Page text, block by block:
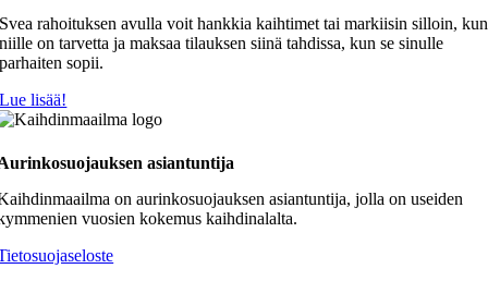
Svea rahoituksen avulla voit hankkia kaihtimet tai markiisin silloin, kun
niille on tarvetta ja maksaa tilauksen siinä tahdissa, kun se sinulle
parhaiten sopii.
Lue lisää!
asiantuntija
on aurinkosuojauksen asiantuntija, jolla on useiden
vuosien kokemus kaihdinalalta.